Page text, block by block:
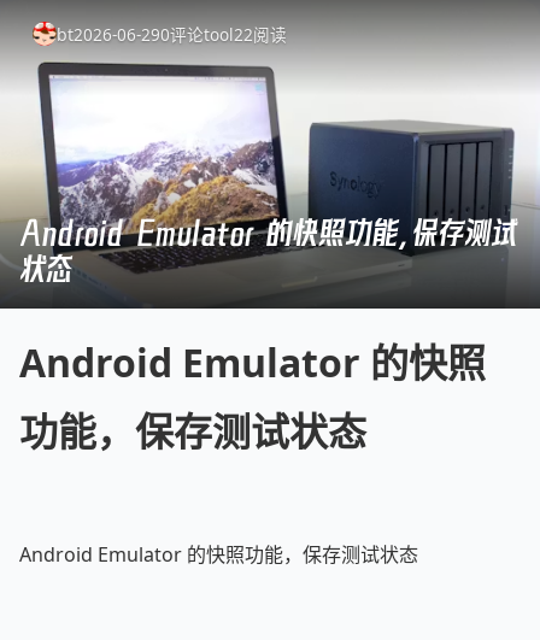
bt2026-06-290评论tool22阅读
Android Emulator 的快照功能，保存测试
状态
Android Emulator 的快照
功能，保存测试状态
Android Emulator 的快照功能，保存测试状态